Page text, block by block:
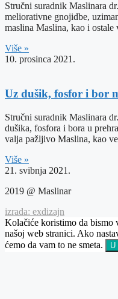
Stručni suradnik Maslinara
meliorativne gnojidbe,
maslina Maslina, kao i ostale
Više »
10. prosinca 2021.
Uz dušik, fosfor i bor
Stručni suradnik Maslinara
dušika, fosfora i bora u
valja pažljivo Maslina, kao
Više »
21. svibnja 2021.
2019 @ Maslinar
izrada: exdizajn
Kolačiće koristimo da bismo
našoj web stranici. Ako
ćemo da vam to ne smeta.
U